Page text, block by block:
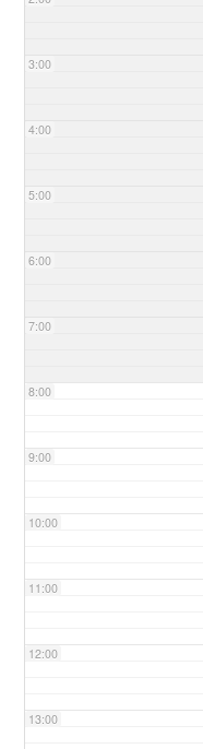
3:00
4:00
5:00
6:00
7:00
8:00
9:00
10:00
11:00
12:00
13:00